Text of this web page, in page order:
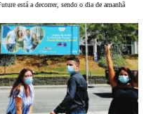
está a decorrer, sendo o dia de amanhã